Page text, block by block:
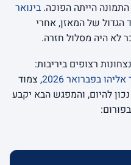
הייתה הפוכה. בינואר
98:75, ההפסד הגדול של המאזן, אחרי
עם שני נצחונות רצופים ביריבות:
, צמוד
בדיוק כמו שהמאזן הזה אוהב. 4:4 נכון להיום, והמפגש הבא יקבע